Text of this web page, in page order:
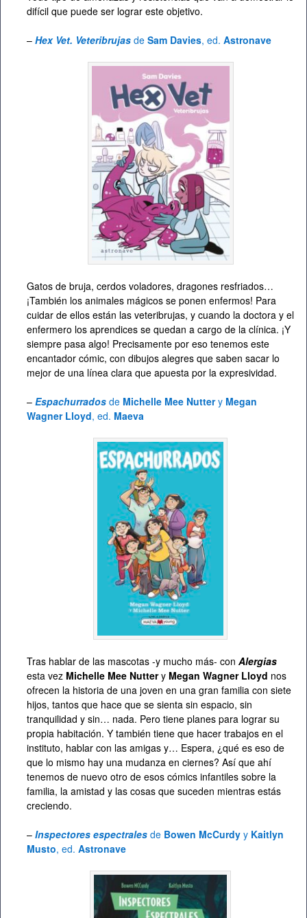
difícil que puede ser lograr este objetivo.
– Hex Vet. Veteribrujas de Sam Davies, ed. Astronave
Gatos de bruja, cerdos voladores, dragones resfriados…
¡También los animales mágicos se ponen enfermos! Para
cuidar de ellos están las veteribrujas, y cuando la doctora y el
enfermero los aprendices se quedan a cargo de la clínica. ¡Y
siempre pasa algo! Precisamente por eso tenemos este
encantador cómic, con dibujos alegres que saben sacar lo
mejor de una línea clara que apuesta por la expresividad.
– Espachurrados de Michelle Mee Nuttery Megan
Wagner Lloyd, ed. Maeva
Tras hablar de las mascotas -y mucho más- con Alergias
esta vez Michelle Mee Nuttery Megan Wagner Lloyd nos
ofrecen la historia de una joven en una gran familia con siete
hijos, tantos que hace que se sienta sin espacio, sin
tranquilidad y sin… nada. Pero tiene planes para lograr su
propia habitación. Y también tiene que hacer trabajos en el
instituto, hablar con las amigas y… Espera, ¿qué es eso de
que lo mismo hay una mudanza en ciernes? Así que ahí
tenemos de nuevo otro de esos cómics infantiles sobre la
familia, la amistad y las cosas que suceden mientras estás
creciendo.
– Inspectores espectrales de Bowen McCurdy y Kaitlyn
Musto, ed. Astronave